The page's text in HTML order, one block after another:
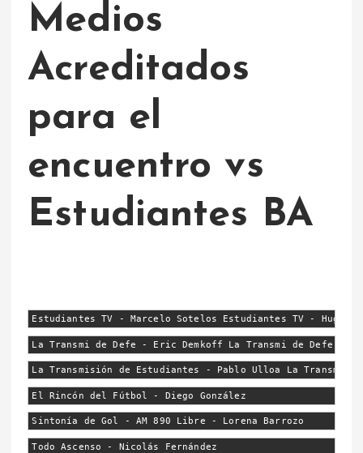
Medios
Acreditados
para el
encuentro vs
Estudiantes BA
Estudiantes TV - Marcelo Sotelos Estudiantes TV - Hugo
La Transmi de Defe - Eric Demkoff La Transmi de Defe -
La Transmisión de Estudiantes - Pablo Ulloa La
El Rincón del Fútbol - Diego González
Sintonía de Gol - AM 890 Libre - Lorena Barrozo
Todo Ascenso - Nicolás Fernández